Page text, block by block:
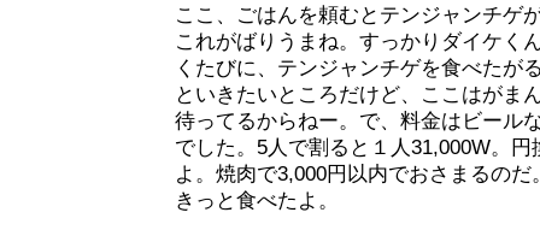
ここ、ごはんを頼むとテンジャンチゲ
これがばりうまね。すっかりダイケく
くたびに、テンジャンチゲを食べたが
といきたいところだけど、ここはがま
待ってるからねー。で、料金はビール
でした。5人で割ると１人31,000W。
よ。焼肉で3,000円以内でおさまるの
きっと食べたよ。